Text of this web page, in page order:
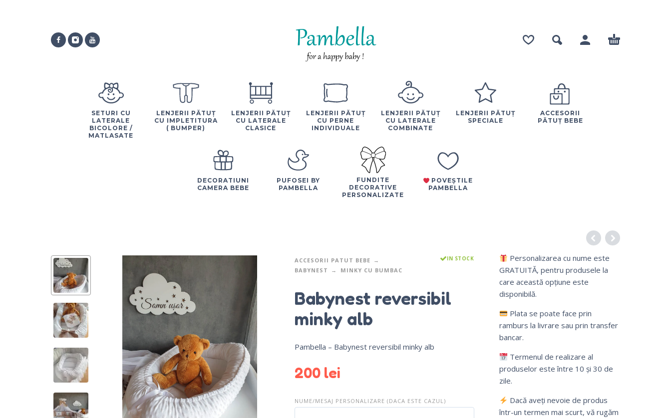
SETURI CU
LATERALE
BICOLORE /
MATLASATE
LENJERII PĂTUȚ
CU IMPLETITURA
( BUMPER)
LENJERII PĂTUȚ
CU LATERALE
CLASICE
LENJERII PĂTUȚ
CU PERNE
INDIVIDUALE
LENJERII PĂTUȚ
CU LATERALE
COMBINATE
LENJERII PĂTUȚ
SPECIALE
ACCESORII
PĂTUȚ BEBE
DECORATIUNI
CAMERA BEBE
PUFOSEI BY
PAMBELLA
FUNDITE
DECORATIVE
PERSONALIZATE
POVEȘTILE
PAMBELLA
ACCESORII PATUT BEBE
BABYNEST
MINKY CU BUMBAC
IN STOCK
Babynest reversibil
minky alb
Pambella – Babynest reversibil minky alb
200 lei
NUME/MESAJ PERSONALIZARE (DACA ESTE CAZUL)
Personalizarea cu nume este
GRATUITĂ, pentru produsele la
care această opțiune este
disponibilă.
Plata se poate face prin
ramburs la livrare sau prin transfer
bancar.
Termenul de realizare al
produselor este între 10 și 30 de
zile.
Dacă aveți nevoie de produs
într-un termen mai scurt, vă rugăm